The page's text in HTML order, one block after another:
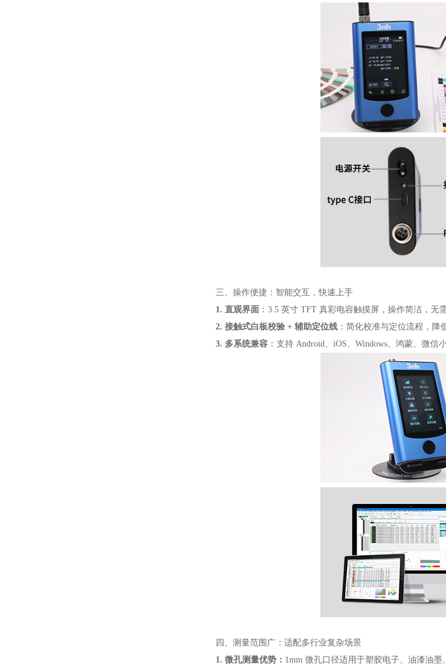
三、操作便捷：智能交互，快速上手
1. 直观界面 ：3.5 英寸 TFT 真彩电容触摸屏，操作简洁，无
2. 接触式白板校验 + 辅助定位线 ：简化校准与定位流程，降
3. 多系统兼容 ：支持 Android、iOS、Windows、鸿蒙、微信
四、测量范围广：适配多行业复杂场景
1. 微孔测量优势： 1mm 微孔口径适用于塑胶电子、油漆油